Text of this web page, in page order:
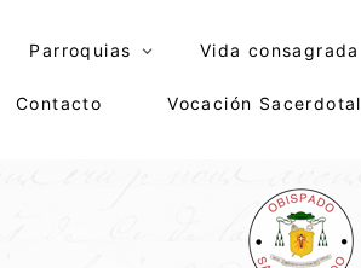
Parroquias Vida consagrada
Contacto Vocación Sacerdotal